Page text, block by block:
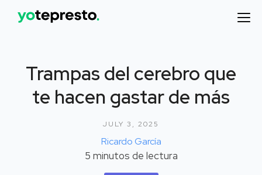
Trampas del cerebro que
te hacen gastar de más
JULY 3, 2025
Ricardo García
5 minutos de lectura